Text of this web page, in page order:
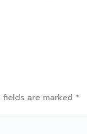
fields are marked *